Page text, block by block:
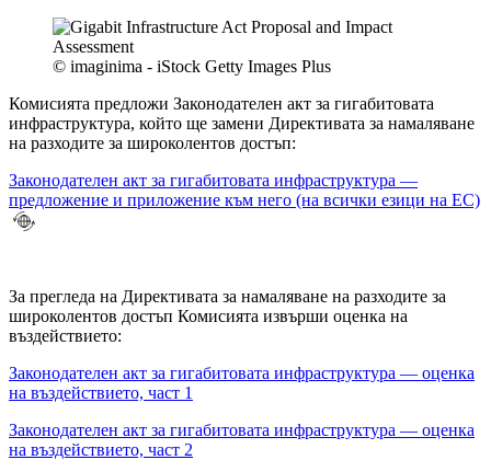
© imaginima - iStock Getty Images Plus
Комисията предложи Законодателен акт за гигабитовата
инфраструктура, който ще замени Директивата за намаляване
на разходите за широколентов достъп:
Законодателен акт за гигабитовата инфраструктура —
предложение и приложение към него (на всички езици на ЕС)
За прегледа на Директивата за намаляване на разходите за
широколентов достъп Комисията извърши оценка на
въздействието:
Законодателен акт за гигабитовата инфраструктура — оценка
на въздействието, част 1
Законодателен акт за гигабитовата инфраструктура — оценка
на въздействието, част 2